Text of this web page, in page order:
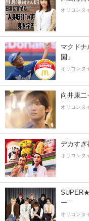
オリコンタ
マクド
園」
オリコンタ
向井康二
オリコンタ
デカすぎ
オリコンタ
ー”
オリコンタ